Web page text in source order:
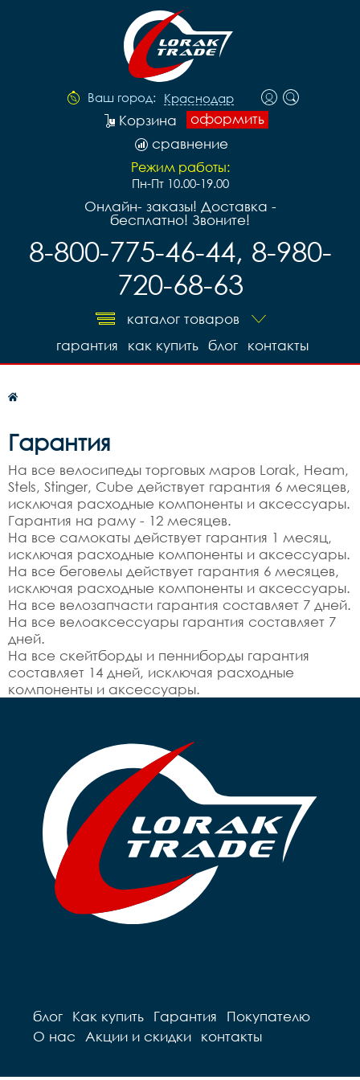
Ваш город: Краснодар
оформить
Корзина
сравнение
Режим работы:
Пн-Пт 10.00-19.00
Онлайн- заказы! Доставка -
бесплатно! Звоните!
8-800-775-46-44, 8-980-
720-68-63
каталог товаров
контакты
блог
как купить
гарантия
Гарантия
На все велосипеды торговых маров Lorak, Heam,
Stels, Stinger, Cube действует гарантия 6 месяцев,
исключая расходные компоненты и аксессуары.
Гарантия на раму - 12 месяцев.
На все самокаты действует гарантия 1 месяц,
исключая расходные компоненты и аксессуары.
На все беговелы действует гарантия 6 месяцев,
исключая расходные компоненты и аксессуары.
На все велозапчасти гарантия составляет 7 дней.
На все велоаксессуары гарантия составляет 7
дней.
На все скейтборды и пенниборды гарантия
составляет 14 дней, исключая расходные
компоненты и аксессуары.
блог Как купить Гарантия
Покупателю
О нас
Акции и скидки контакты